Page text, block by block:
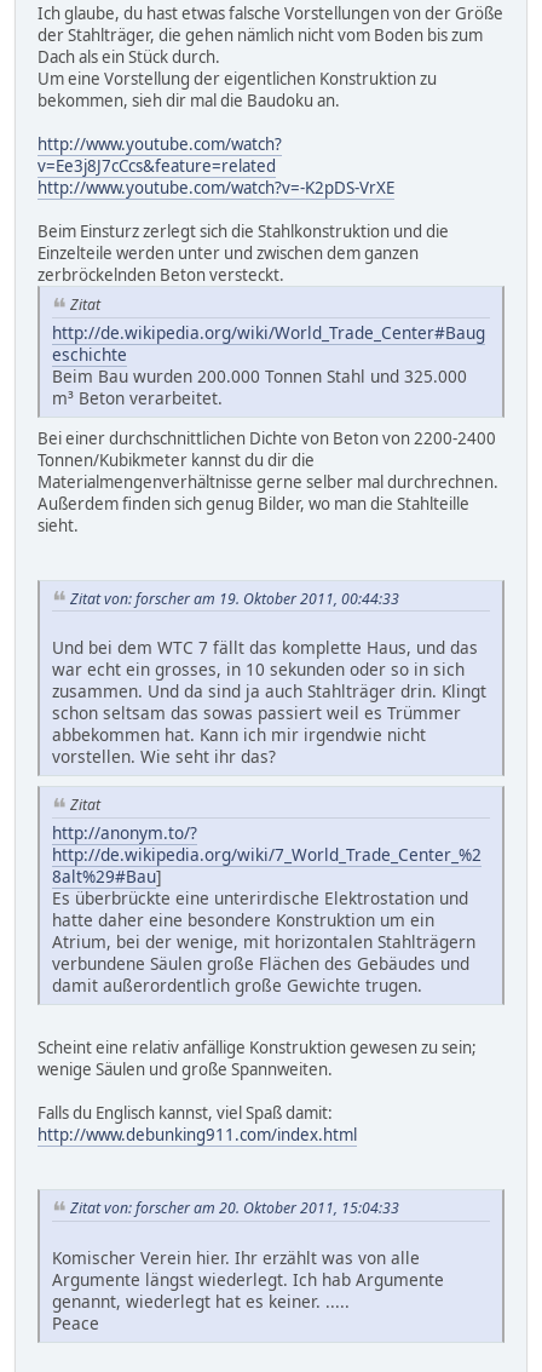
Ich glaube, du hast etwas falsche Vorstellungen von der Größe
der Stahlträger, die gehen nämlich nicht vom Boden bis zum
Dach als ein Stück durch.
Um eine Vorstellung der eigentlichen Konstruktion zu
bekommen, sieh dir mal die Baudoku an.
http://www.youtube.com/watch?
v=Ee3j8J7cCcs&feature=related
http://www.youtube.com/watch?v=-K2pDS-VrXE
Beim Einsturz zerlegt sich die Stahlkonstruktion und die
Einzelteile werden unter und zwischen dem ganzen
zerbröckelnden Beton versteckt.
Zitat
http://de.wikipedia.org/wiki/World_Trade_Center#Baug
eschichte
Beim Bau wurden 200.000 Tonnen Stahl und 325.000
m³ Beton verarbeitet.
Bei einer durchschnittlichen Dichte von Beton von 2200-2400
Tonnen/Kubikmeter kannst du dir die
Materialmengenverhältnisse gerne selber mal durchrechnen.
Außerdem finden sich genug Bilder, wo man die Stahlteille
sieht.
Zitat von: forscher am 19. Oktober 2011, 00:44:33
Und bei dem WTC 7 fällt das komplette Haus, und das
war echt ein grosses, in 10 sekunden oder so in sich
zusammen. Und da sind ja auch Stahlträger drin. Klingt
schon seltsam das sowas passiert weil es Trümmer
abbekommen hat. Kann ich mir irgendwie nicht
vorstellen. Wie seht ihr das?
Zitat
http://anonym.to/?
http://de.wikipedia.org/wiki/7_World_Trade_Center_%2
8alt%29#Bau]
Es überbrückte eine unterirdische Elektrostation und
hatte daher eine besondere Konstruktion um ein
Atrium, bei der wenige, mit horizontalen Stahlträgern
verbundene Säulen große Flächen des Gebäudes und
damit außerordentlich große Gewichte trugen.
Scheint eine relativ anfällige Konstruktion gewesen zu sein;
wenige Säulen und große Spannweiten.
Falls du Englisch kannst, viel Spaß damit:
http://www.debunking911.com/index.html
Zitat von: forscher am 20. Oktober 2011, 15:04:33
Komischer Verein hier. Ihr erzählt was von alle
Argumente längst wiederlegt. Ich hab Argumente
genannt, wiederlegt hat es keiner. .....
Peace